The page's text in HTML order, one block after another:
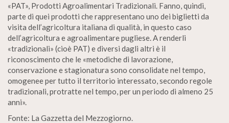
«PAT», Prodotti Agroalimentari Tradizionali. Fanno, quindi,
parte di quei prodotti che rappresentano uno dei biglietti da
visita dell’agricoltura italiana di qualità, in questo caso
dell’agricoltura e agroalimentare pugliese. A renderli
«tradizionali» (cioè PAT) e diversi dagli altri è il
riconoscimento che le «metodiche di lavorazione,
conservazione e stagionatura sono consolidate nel tempo,
omogenee per tutto il territorio interessato, secondo regole
tradizionali, protratte nel tempo, per un periodo di almeno 25
anni».
Fonte: La Gazzetta del Mezzogiorno.